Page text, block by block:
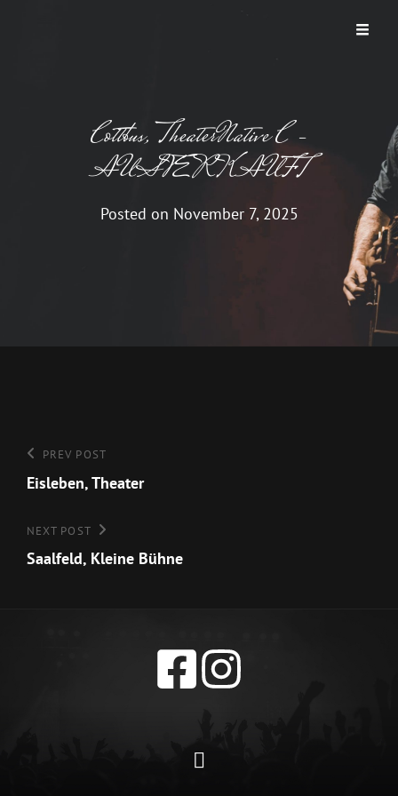
Cottbus, TheaterNative C –
AUSVERKAUFT
Posted on November 7, 2025
Beitragsnavigation
Previous
Post
PREV POST
Eisleben, Theater
Next
Post
NEXT POST
Saalfeld, Kleine Bühne